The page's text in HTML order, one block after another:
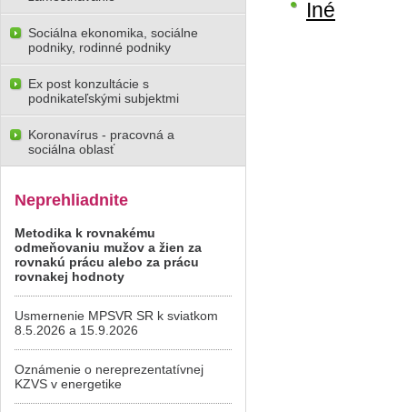
Iné
Sociálna ekonomika, sociálne
podniky, rodinné podniky
Ex post konzultácie s
podnikateľskými subjektmi
Koronavírus - pracovná a
sociálna oblasť
Neprehliadnite
Metodika k rovnakému
odmeňovaniu mužov a žien za
rovnakú prácu alebo za prácu
rovnakej hodnoty
Usmernenie MPSVR SR k sviatkom
8.5.2026 a 15.9.2026
Oznámenie o nereprezentatívnej
KZVS v energetike